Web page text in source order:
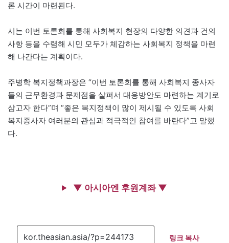
론 시간이 마련된다.
시는 이번 토론회를 통해 사회복지 현장의 다양한 의견과 건의
사항 등을 수렴해 시민 모두가 체감하는 사회복지 정책을 마련
해 나간다는 계획이다.
주병학 복지정책과장은 “이번 토론회를 통해 사회복지 종사자
들의 근무환경과 문제점을 살펴서 대응방안도 마련하는 계기로
삼고자 한다”며 “좋은 복지정책이 많이 제시될 수 있도록 사회
복지종사자 여러분의 관심과 적극적인 참여를 바란다”고 말했
다.
▼ 아시아엔 후원계좌 ▼
링크 복사